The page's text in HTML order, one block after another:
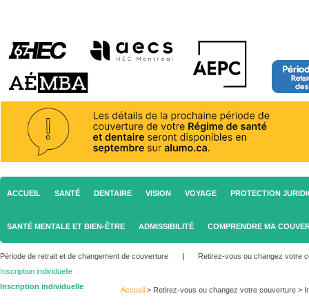
ACCUEIL SANTÉ DENTAIRE VISION VOYAGE PROTECTION
SANTÉ MENTALE ET BIEN-ÊTRE ADMISSIBILITÉ COMPRENDRE MA
Période de retrait et de changement de couverture |
Retirez-vous ou changez votre
Inscription individuelle
Inscription individuelle
Accueil > Retirez-vous ou changez votre couverture >